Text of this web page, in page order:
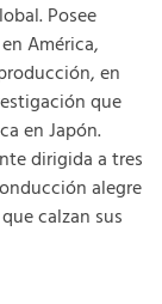
Posee
América,
en
que
en Japón.
dirigida a tres
alegre
calzan sus